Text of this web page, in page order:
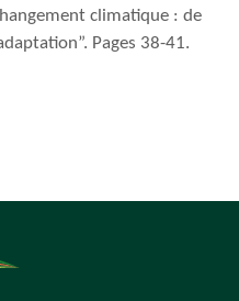
climatique : de
Pages 38-41.